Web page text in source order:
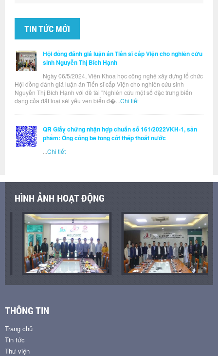
TIN TỨC MỚI
Hội đồng đánh giá luận án Tiến sĩ cấp Viện cho nghiên cứu
sinh Nguyễn Thị Bích Hạnh
Ngày 06/5/2024, Viện Khoa học công nghệ xây dựng tổ chức
Hội đồng đánh giá luận án Tiến sĩ cấp Viện cho nghiên cứu sinh
Nguyễn Thị Bích Hạnh với đề tài "Nghiên cứu một số đặc trưng biến
dạng của đất loại sét yếu ven biển đ�... Chi tiết
QR Giấy chứng nhận hợp chuẩn số 161/2022VKH-1, sản
phẩm: Ống cống bê tông cốt thép thoát nước
Chi tiết
HÌNH ẢNH HOẠT ĐỘNG
THÔNG TIN
Trang chủ
Tin tức
Thư viện